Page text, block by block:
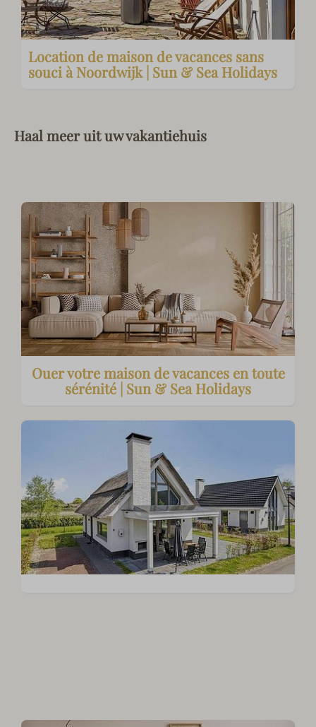
Location de maison de vacances sans
souci à Noordwijk | Sun & Sea Holidays
Haal meer uit uw vakantiehuis
Ouer votre maison de vacances en toute
sérénité | Sun & Sea Holidays